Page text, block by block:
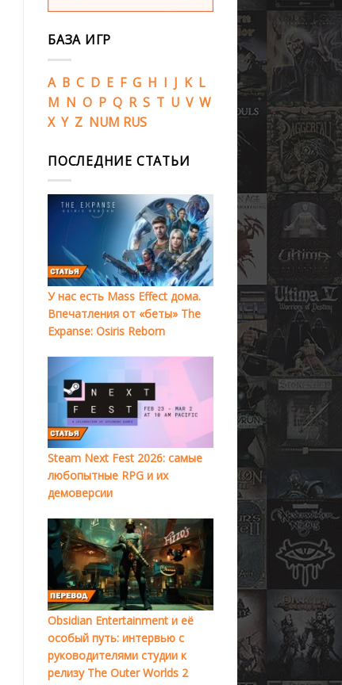
БАЗА ИГР
A B C D E F G H I J K L
M N O P Q R S T U V W
X Y Z NUM RUS
ПОСЛЕДНИЕ СТАТЬИ
У нас есть Mass Effect дома.
Впечатления от «беты» The
Expanse: Osiris Reborn
Steam Next Fest 2026: самые
любопытные RPG и их
демоверсии
Obsidian Entertainment и её
особый путь: интервью с
руководителями студии к
релизу The Outer Worlds 2